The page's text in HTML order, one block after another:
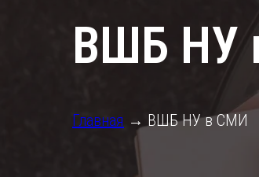
ВШБ НУ
Главная → ВШБ НУ в СМИ